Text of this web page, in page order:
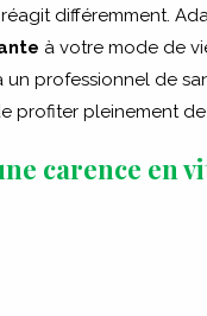
différemment.
à votre mode de
professionnel de
profiter pleinement de
carence en